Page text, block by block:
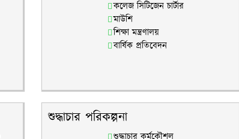
কলেজ সিটিজেন চার্টার
মাউশি
শিক্ষা মন্ত্রণালয়
বার্ষিক প্রতিবেদন
শুদ্ধাচার পরিকল্পনা